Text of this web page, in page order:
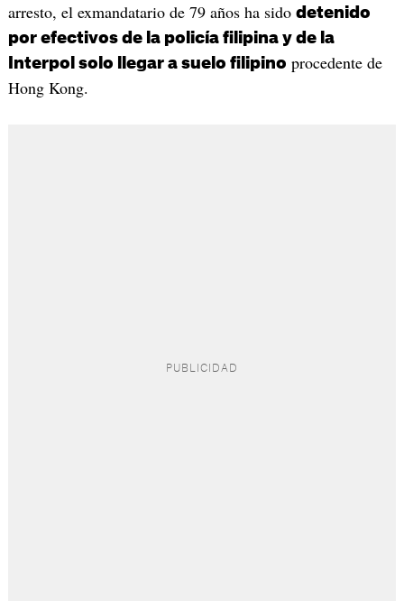
arresto, el exmandatario de 79 años ha sido detenido
por efectivos de la policía filipina y de la
Interpol solo llegar a suelo filipino procedente de
Hong Kong.